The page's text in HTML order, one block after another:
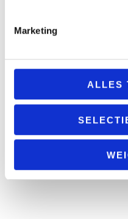
Marketing
ALLES